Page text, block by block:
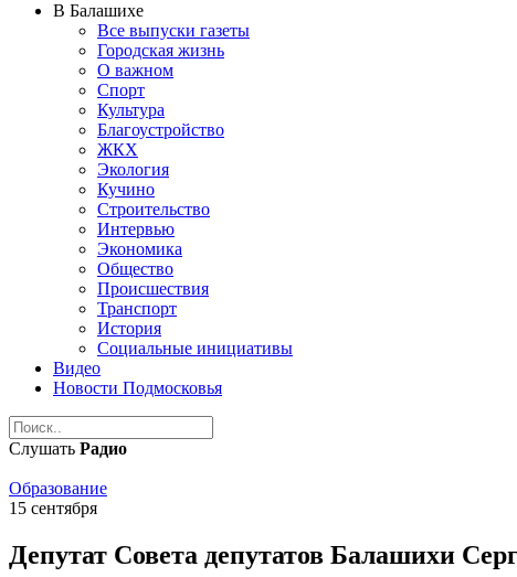
В Балашихе
Все выпуски газеты
Городская жизнь
О важном
Спорт
Культура
Благоустройство
ЖКХ
Экология
Кучино
Строительство
Интервью
Экономика
Общество
Происшествия
Транспорт
История
Социальные инициативы
Видео
Новости Подмосковья
Слушать Радио
Образование
15 сентября
Депутат Совета депутатов Балашихи